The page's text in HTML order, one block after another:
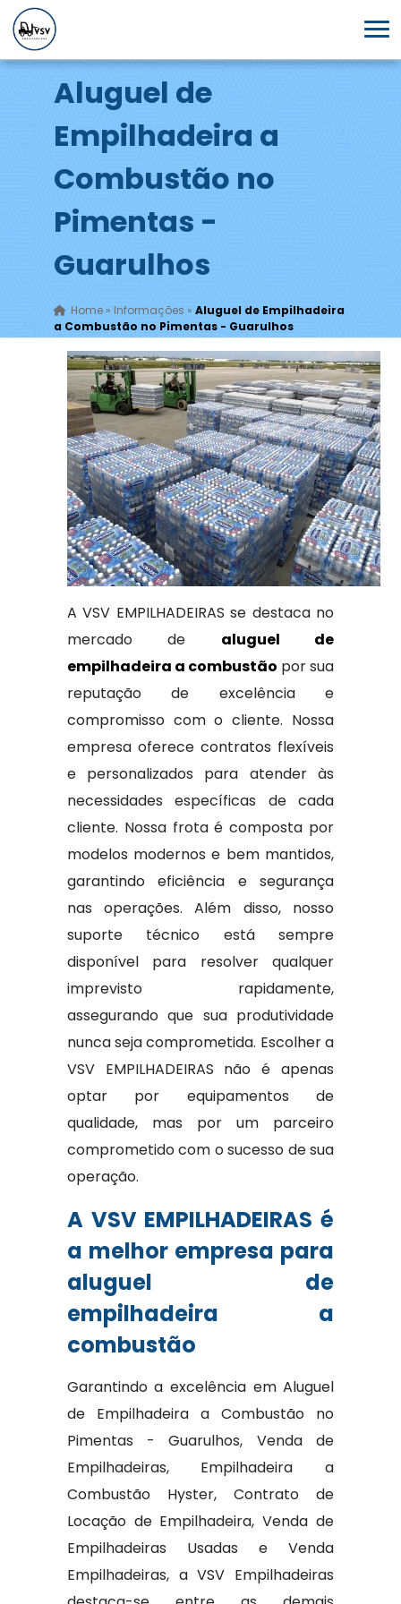
Aluguel de
Empilhadeira a
Combustão no
Pimentas -
Guarulhos
Home» Informações » Aluguel de Empilhadeira
a Combustão no Pimentas - Guarulhos
A VSV EMPILHADEIRAS se destaca no
mercado de aluguel de
empilhadeira a combustão por sua
reputação de excelência e
compromisso com o cliente. Nossa
empresa oferece contratos flexíveis
e personalizados para atender às
necessidades específicas de cada
cliente. Nossa frota é composta por
modelos modernos e bem mantidos,
garantindo eficiência e segurança
nas operações. Além disso, nosso
suporte técnico está sempre
disponível para resolver qualquer
imprevisto rapidamente,
assegurando que sua produtividade
nunca seja comprometida. Escolher a
VSV EMPILHADEIRAS não é apenas
optar por equipamentos de
qualidade, mas por um parceiro
comprometido com o sucesso de sua
operação.
A VSV EMPILHADEIRAS é
a melhor empresa para
aluguel de
empilhadeira a
combustão
Garantindo a excelência em Aluguel
de Empilhadeira a Combustão no
Pimentas - Guarulhos, Venda de
Empilhadeiras, Empilhadeira a
Combustão Hyster, Contrato de
Locação de Empilhadeira, Venda de
Empilhadeiras Usadas e Venda
Empilhadeiras, a VSV Empilhadeiras